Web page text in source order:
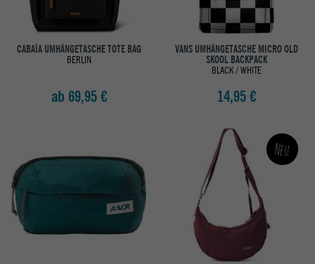
CABAÏA UMHÄNGETASCHE TOTE BAG
BERLIN
ab 69,95 €
VANS UMHÄNGETASCHE MICRO OLD
SKOOL BACKPACK
BLACK / WHITE
14,95 €
Neu